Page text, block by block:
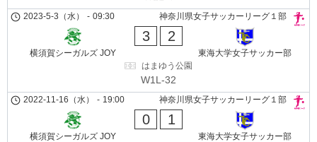
神奈川県女子サッカーリーグ１部
2023-5-3（水） - 09:30
横須賀シーガルズ JOY
3 2
東海大学女子サッカー部
はまゆう公園
W1L-32
神奈川県女子サッカーリーグ１部
2022-11-16（水） - 19:00
横須賀シーガルズ JOY
0 1
東海大学女子サッカー部